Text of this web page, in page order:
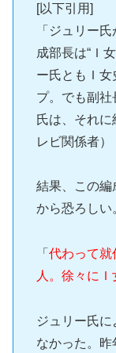
[以下引用]
「ジュリー
成部長は“Ｉ
ー氏ともＩ女
プ。でも副
氏は、それ
レビ関係者）
結果、この編
から恐ろしい
「 代わって就
人。徐々に
ジュリー氏に
なかった。